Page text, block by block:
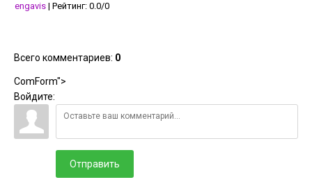
engavis | Рейтинг: 0.0/0
Всего комментариев: 0
ComForm">
Войдите:
Отправить